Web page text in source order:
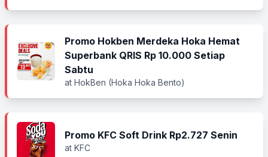
Promo Hokben Merdeka Hoka Hemat
Superbank QRIS Rp 10.000 Setiap
Sabtu
at HokBen (Hoka Hoka Bento)
Promo KFC Soft Drink Rp2.727 Senin
at KFC